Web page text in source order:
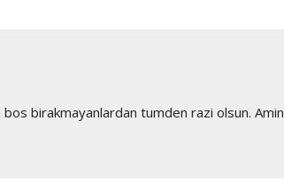
birakmayanlardan tumden razi olsun. Amin